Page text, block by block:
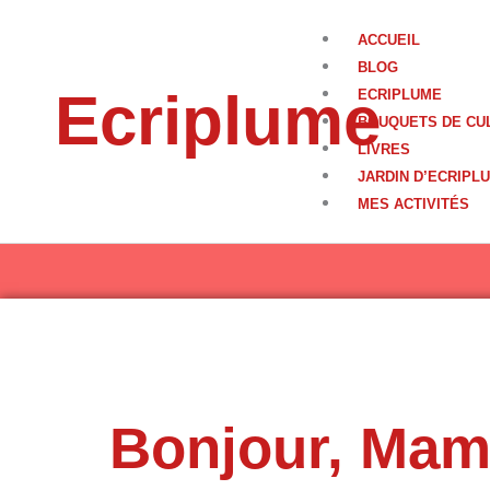
Ecriplume
ACCUEIL
BLOG
ECRIPLUME
BOUQUETS DE
LIVRES
JARDIN
MES ACTIVITÉS
Bonjour,